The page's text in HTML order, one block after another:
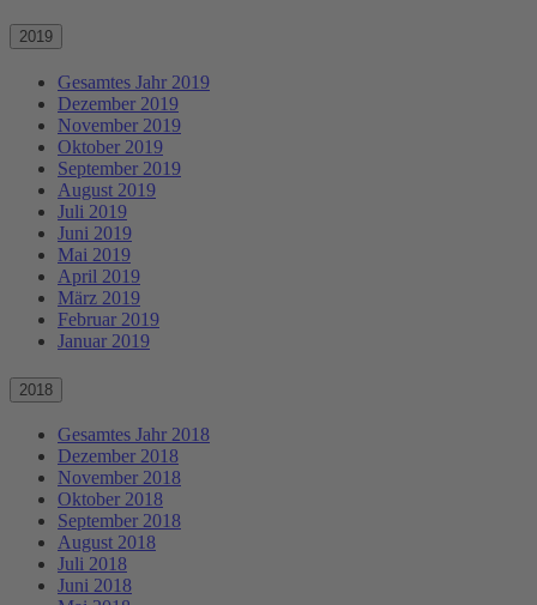
2019
Gesamtes Jahr 2019
Dezember 2019
November 2019
Oktober 2019
September 2019
August 2019
Juli 2019
Juni 2019
Mai 2019
April 2019
März 2019
Februar 2019
Januar 2019
2018
Gesamtes Jahr 2018
Dezember 2018
November 2018
Oktober 2018
September 2018
August 2018
Juli 2018
Juni 2018